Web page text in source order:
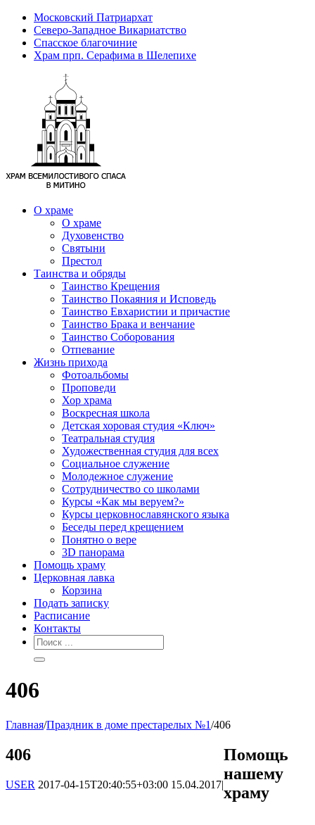
Московский Патриархат
Северо-Западное Викариатство
Спасское благочиние
Храм прп. Серафима в Шелепихе
О храме
О храме
Духовенство
Святыни
Престол
Таинства и обряды
Таинство Крещения
Таинство Покаяния и Исповедь
Таинство Евхаристии и причастие
Таинство Брака и венчание
Таинство Соборования
Отпевание
Жизнь прихода
Фотоальбомы
Проповеди
Хор храма
Воскресная школа
Детская хоровая студия «Ключ»
Театральная студия
Х​удожественная студия для всех
Социальное служение
Молодежное служение
Сотрудничество со школами
Курсы «Как мы веруем?»
Курсы церковнославянского языка
Беседы перед крещением
Понятно о вере
3D панорама
Помощь храму
Церковная лавка
Корзина
Подать записку
Расписание
Контакты
406
Главная/Праздник в доме престарелых №1/406
406
USER 2017-04-15T20:40:55+03:00 15.04.2017|
Помощь
нашему
храму